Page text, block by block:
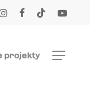
facebook youtube
instagramtiktok
projekty Menu